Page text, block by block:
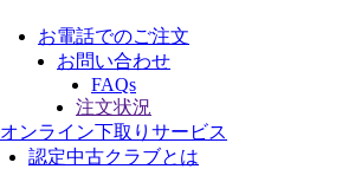
お電話でのご注文
お問い合わせ
FAQs
注文状況
オンライン下取りサービス
認定中古クラブとは